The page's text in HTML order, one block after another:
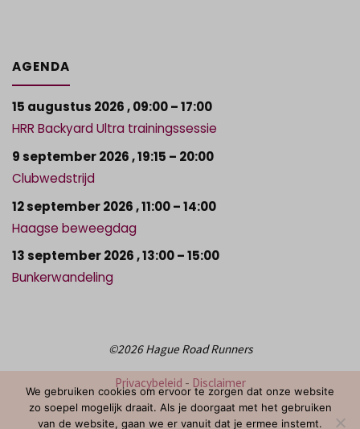
AGENDA
15 augustus 2026,09:00– 17:00
HRR Backyard Ultra trainingssessie
9 september 2026,19:15 – 20:00
Clubwedstrijd
12 september 2026,11:00– 14:00
Haagse beweegdag
13 september 2026,13:00– 15:00
Bunkerwandeling
©2026 Hague Road Runners
Privacybeleid - Disclaimer
We gebruiken cookies om ervoor te zorgen dat onze website
zo soepel mogelijk draait. Als je doorgaat met het gebruiken
van de website, gaan we er vanuit dat je ermee instemt.